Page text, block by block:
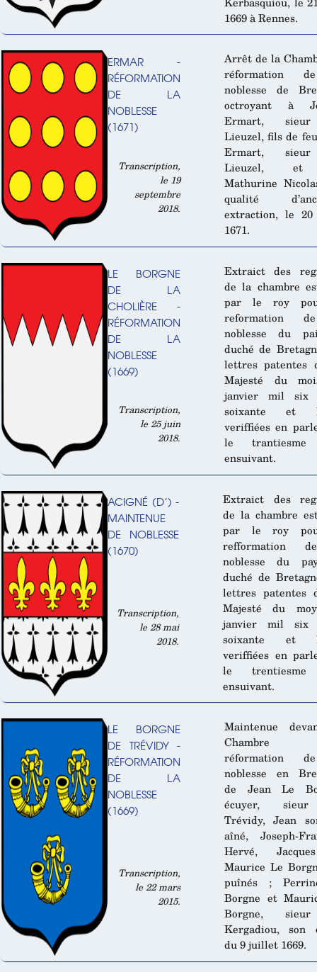
1669 à Rennes.
ERMAR -
RÉFORMATION
DE LA
NOBLESSE
(1671)
Transcription,
le 19
septembre
2018.
Arrêt de la
réformation
noblesse de
octroyant à
Ermart,
Lieuzel, fils de
Ermart,
Lieuzel,
Mathurine
qualité
extraction, le 20
1671.
LE BORGNE
DE LA
CHOLIÈRE -
RÉFORMATION
DE LA
NOBLESSE
(1669)
Transcription,
le 25 juin
2018.
Extraict des
de la chambre
par le roy
reformation
noblesse du
duché de
lettres patentes
Majesté du
janvier mil six
soixante et
veriffiées en
le
ensuivant.
ACIGNÉ (D’) -
MAINTENUE
DE NOBLESSE
(1670)
Transcription,
le 28 mai
2018.
Extraict des
de la chambre
par le roy
refformation
noblesse du
duché de
lettres patentes
Majesté du
janvier mil six
soixante et
veriffiées en
le
ensuivant.
LE BORGNE
DE TRÉVIDY -
RÉFORMATION
DE LA
NOBLESSE
(1669)
Transcription,
le 22 mars
2015.
Maintenue
réformation
noblesse en
de Jean Le
écuyer,
Trévidy, Jean
aîné, Joseph-
Hervé,
Maurice Le
puînés ;
Borgne et
Borgne,
Kergadiou, son
du 9 juillet 1669.